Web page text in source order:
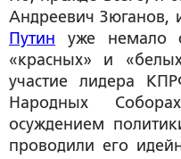
Андреевич Зюганов,
Путин уже немало
«красных» и
участие лидера
Народных
осуждением
проводили его